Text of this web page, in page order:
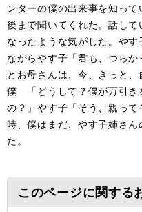
ンターの僕の出来事を知っ
後まで聞いてくれた。話し
なったような気がした。や
ながらやす子「君も、つら
とお母さんは、今、きっと、
僕 「どうして？僕が万引き
の？」やす子「そう、親っ
時、僕はまだ、やす子姉さ
た。
このページに関する